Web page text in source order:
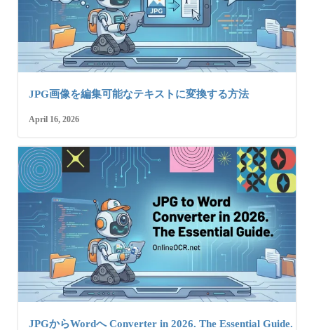
JPG画像を編集可能なテキストに変換する方法
April 16, 2026
JPGからWordへ Converter in 2026. The Essential Guide.